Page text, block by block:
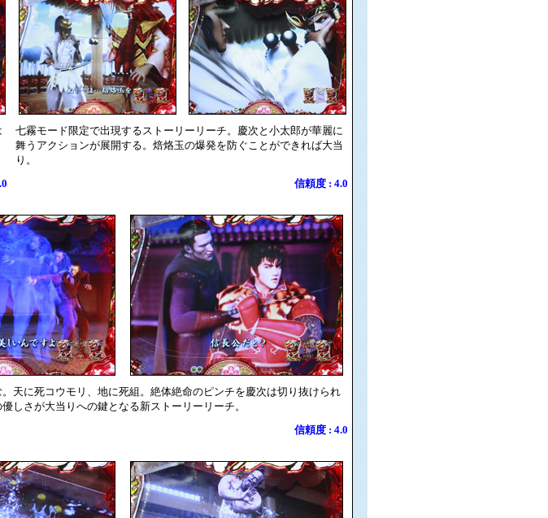
七霧モード限定で出現するストーリーリーチ。慶次と小太郎が華麗に
舞うアクションが展開する。焙烙玉の爆発を防ぐことができれば大当
り。
信頼度 : 4.0
天に死コウモリ、地に死組。絶体絶命のピンチを慶次は切り抜けられ
しさが大当りへの鍵となる新ストーリーリーチ。
信頼度 : 4.0